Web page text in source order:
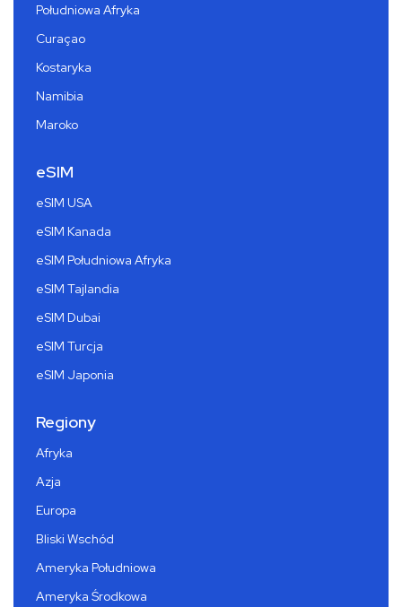
Południowa Afryka
Curaçao
Kostaryka
Namibia
Maroko
eSIM
eSIM USA
eSIM Kanada
eSIM Południowa Afryka
eSIM Tajlandia
eSIM Dubai
eSIM Turcja
eSIM Japonia
Regiony
Afryka
Azja
Europa
Bliski Wschód
Ameryka Południowa
Ameryka Środkowa